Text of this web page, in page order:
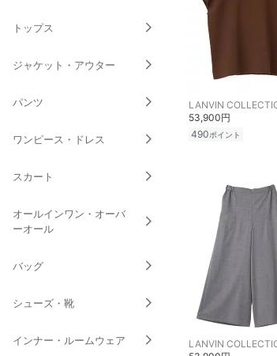
トップス
ジャケット・アウター
パンツ
ワンピース・ドレス
スカート
オールインワン・オーバ
ーオール
バッグ
シューズ・靴
インナー・ルームウェア
LANVIN
53,900円
490ポイント
LANVIN